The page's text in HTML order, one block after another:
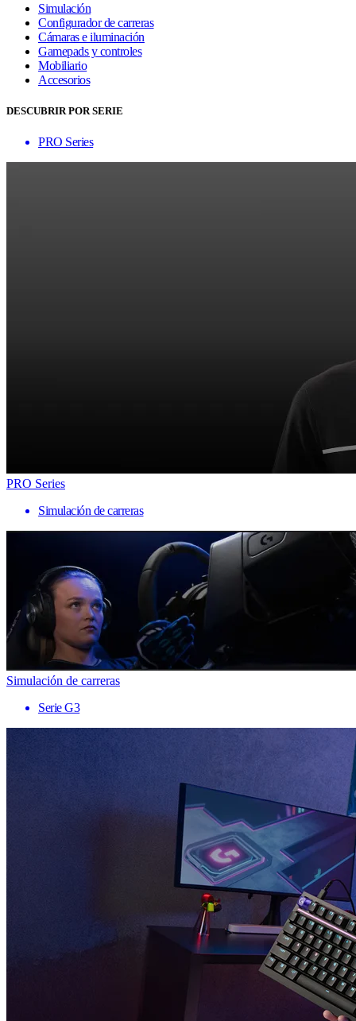
Simulación
Configurador de carreras
Cámaras e iluminación
Gamepads y controles
Mobiliario
Accesorios
DESCUBRIR POR SERIE
PRO Series
PRO Series
Simulación de carreras
Simulación de carreras
Serie G3